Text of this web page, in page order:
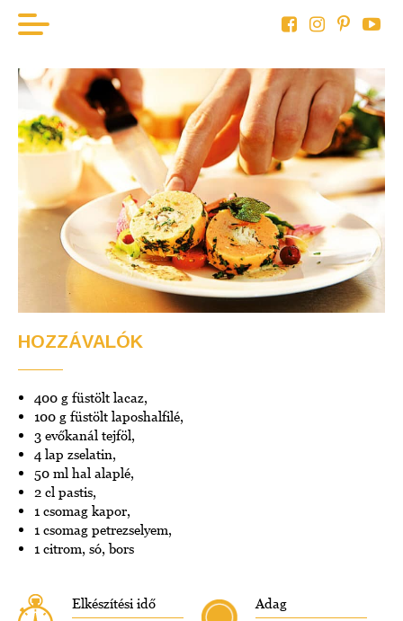
KEZDÖLAP
HAL
BOR
HÚS
ZÖLDSÉG
AKTUÁLIS
HOZZÁVALÓK
400 g füstölt lacaz,
100 g füstölt laposhalfilé,
3 evőkanál tejföl,
4 lap zselatin,
50 ml hal alaplé,
2 cl pastis,
1 csomag kapor,
1 csomag petrezselyem,
1 citrom, só, bors
Elkészítési idő
Adag